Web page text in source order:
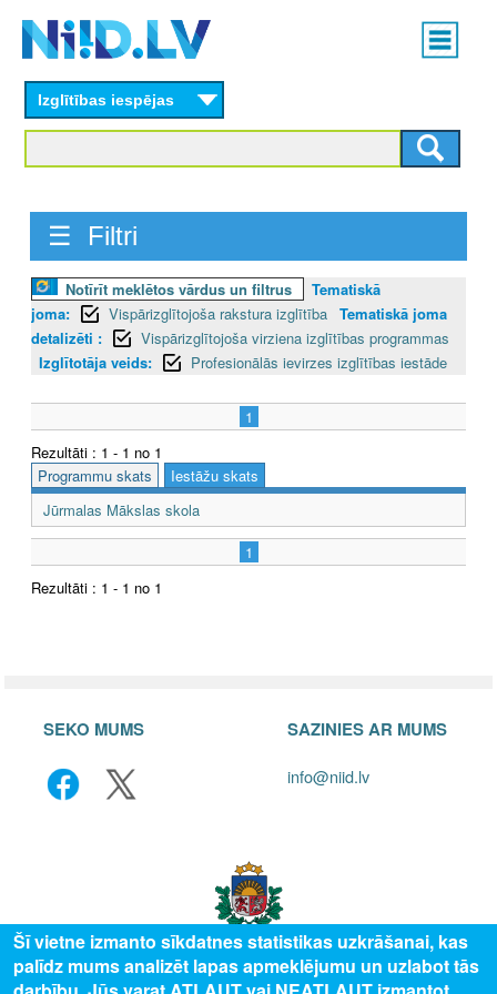
content
Main
menu
Izglītības iespējas
☰ Filtri
Notīrīt meklētos vārdus un filtrus
Tematiskā
joma:
Vispārizglītojoša rakstura izglītība Tematiskā joma
detalizēti :
Vispārizglītojoša virziena izglītības programmas
Izglītotāja veids:
Profesionālās ievirzes izglītības iestāde
1
Rezultāti : 1 - 1 no 1
Programmu skats
Iestāžu skats
Jūrmalas Mākslas skola
1
Rezultāti : 1 - 1 no 1
SEKO MUMS SAZINIES AR MUMS
info@niid.lv
Šī vietne izmanto sīkdatnes statistikas uzkrāšanai, kas
palīdz mums analizēt lapas apmeklējumu un uzlabot tās